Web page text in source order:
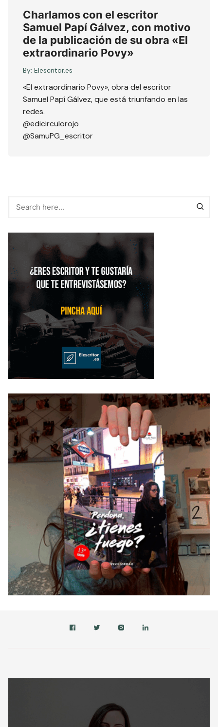
Charlamos con el escritor
Samuel Papí Gálvez, con motivo
de la publicación de su obra «El
extraordinario Povy»
By: Elescritor.es
«El extraordinario Povy», obra del escritor
Samuel Papí Gálvez, que está triunfando en las
redes.
@edicirculorojo
@SamuPG_escritor